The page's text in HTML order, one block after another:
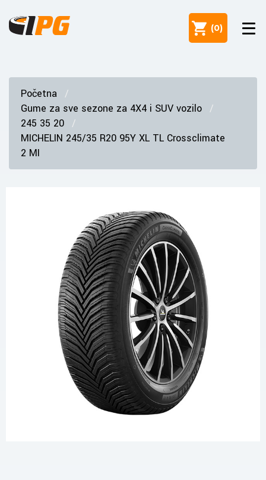
(0)
Početna
Gume za sve sezone za 4X4 i SUV vozilo
245 35 20
MICHELIN 245/35 R20 95Y XL TL Crossclimate
2 MI